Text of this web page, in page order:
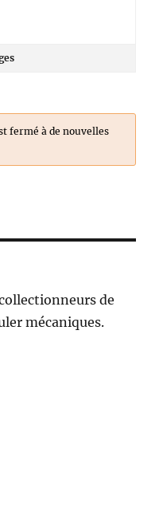
fermé à de nouvelles
de
mécaniques.